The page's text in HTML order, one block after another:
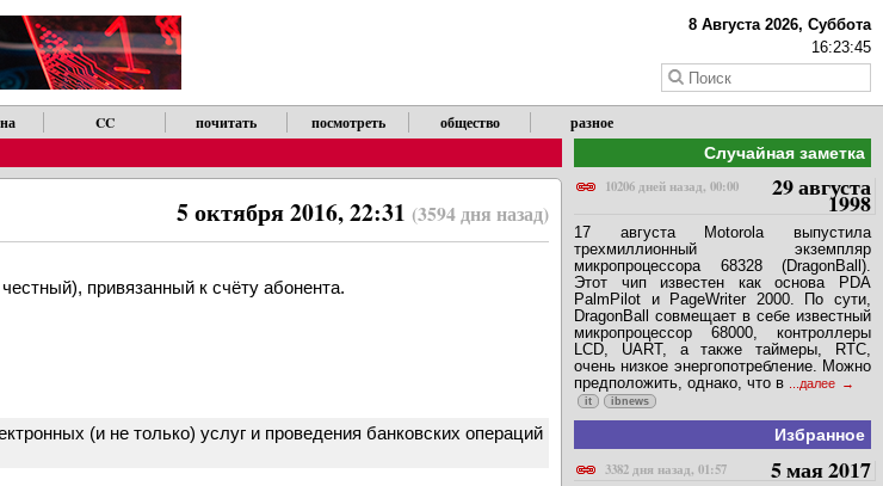
8 Августа 2026, Суббота
16:23:46
CC почитать посмотреть общество разное
5 октября 2016, 22:31 (3594 дня назад)
привязанный к счёту абонента.
(и не только) услуг и проведения банковских операций
Случайная заметка
10206 дней назад, 00:00
29 августа
1998
17 августа Motorola выпустила
трехмиллионный экземпляр
микропроцессора 68328 (DragonBall).
Этот чип известен как основа PDA
PalmPilot и PageWriter 2000. По сути,
DragonBall совмещает в себе известный
микропроцессор 68000, контроллеры
LCD, UART, а также таймеры, RTC,
очень низкое энергопотребление. Можно
предположить, однако, что в ...далее
it ibnews
Избранное
3382 дня назад, 01:57
5 мая 2017